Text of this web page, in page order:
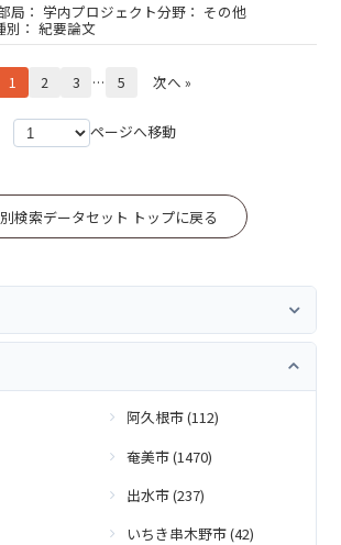
学内プロジェクト その他
紀要論文
1 2 3 … 5 次へ »
ページへ移動
検索データセット トップに戻る
阿久根市 (112)
奄美市 (1470)
出水市 (237)
いちき串木野市 (42)